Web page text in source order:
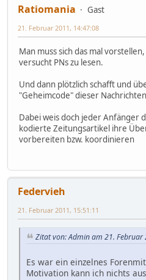
Ratiomania
Gast
21. Februar 2011, 14:47:08
Man muss sich das mal
versucht PNs zu lesen.
Und dann plötzlich schafft und
"Geheimcode" dieser
Dabei weis doch jeder Anfänger
kodierte Zeitungsartikel ihre
vorbereiten bzw. koordinieren
Federvieh
21. Februar 2011, 15:51:11
Zitat von: Admin am 21. Februar
Es war ein einzelnes
Motivation kann ich nichts